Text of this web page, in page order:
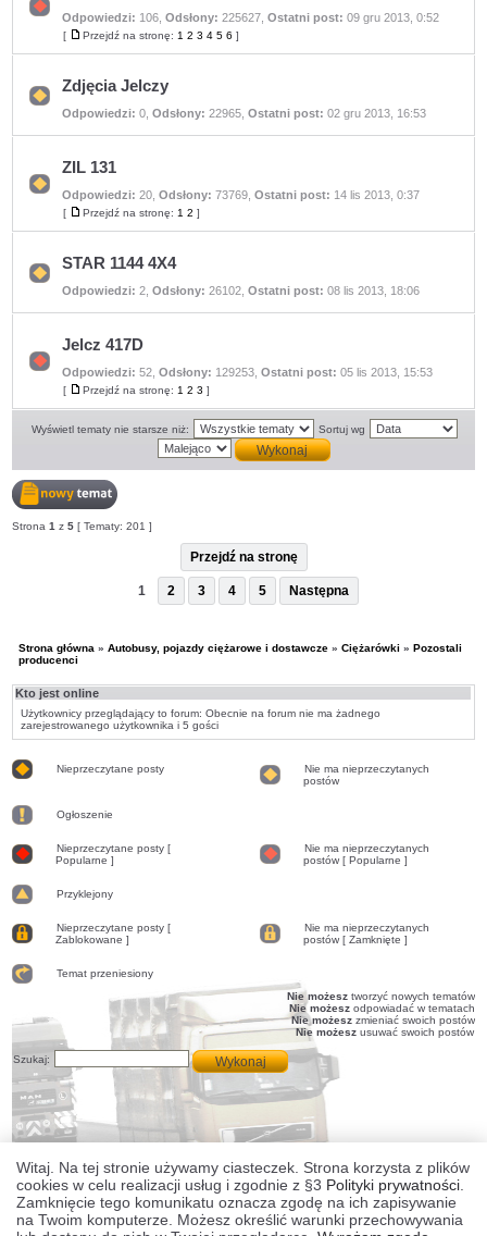
Nie
ma
postów
Odpowiedzi: 106 ,Odsłony: 225627 ,Ostatni post: 09 gru 2013, 0:52
[
Przejdź
na
Przejdź na stronę: 1 2 3 4 5 6 ]
Nie
nieprzeczytanych
Zdjęcia Jelczy
Odpowiedzi: 0 ,Odsłony: 22965 ,Ostatni post: 02 gru 2013, 16:53
Nie
ma
postów
ZIL 131
Odpowiedzi: 20 ,Odsłony: 73769 ,Ostatni post: 14 lis 2013, 0:37
[
Przejdź
na
Przejdź na stronę: 1 2 ]
Nie
nieprzeczytanych
STAR 1144 4X4
Odpowiedzi: 2 ,Odsłony: 26102 ,Ostatni post: 08 lis 2013, 18:06
Nie
ma
postów
Jelcz 417D
Odpowiedzi: 52 ,Odsłony: 129253 ,Ostatni post: 05 lis 2013, 15:53
[
Przejdź
na
Przejdź na stronę: 1 2 3 ]
Wyświetl tematy nie starsze niż: Sortuj wg
temat
Strona1 z5 [ Tematy: 201 ]
Przejdź na stronę
1 2 3 4 5 Następna
Strona główna »Autobusy, pojazdy ciężarowe i dostawcze »Ciężarówki »Pozostali
producenci
Kto jest online
Użytkownicy przeglądający to forum: Obecnie na forum nie ma żadnego
zarejestrowanego użytkownika i 5 gości
Nieprzeczytane posty
Nie ma nieprzeczytanych
postów
Ogłoszenie
Nieprzeczytane
Nieprzeczytane posty [
Popularne ]
Popularne
Nie ma nieprzeczytanych
postów [ Popularne ]
Przyklejony
Nieprzeczytane posty [
Zablokowane ]
postów
Zamknięte
]
Nie ma nieprzeczytanych
postów [ Zamknięte ]
Temat przeniesiony
Nie możesztworzyć nowych tematów
Nie możeszodpowiadać w tematach
Nie możeszzmieniać swoich postów
Nie możeszusuwać swoich postów
Szukaj:
Witaj. Na tej stronie używamy ciasteczek. Strona korzysta z plików
cookies w celu realizacji usług i zgodnie z §3 Polityki prywatności
Zamknięcie tego komunikatu oznacza zgodę na ich zapisywanie
na Twoim komputerze. Możesz określić warunki przechowywania